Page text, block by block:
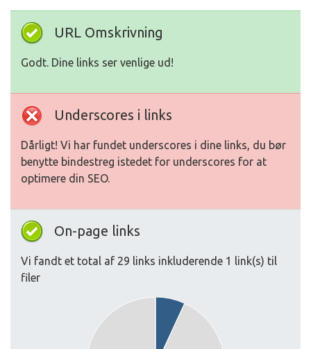
URL Omskrivning
Godt. Dine links ser venlige ud!
Underscores i links
Dårligt! Vi har fundet underscores i dine links, du bør
benytte bindestreg istedet for underscores for at
optimere din SEO.
On-page links
Vi fandt et total af 29 links inkluderende 1 link(s) til
filer